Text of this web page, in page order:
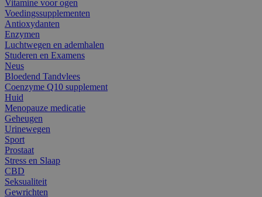
Vitamine voor ogen
Voedingssupplementen
Antioxydanten
Enzymen
Luchtwegen en ademhalen
Studeren en Examens
Neus
Bloedend Tandvlees
Coenzyme Q10 supplement
Huid
Menopauze medicatie
Geheugen
Urinewegen
Sport
Prostaat
Stress en Slaap
CBD
Seksualiteit
Gewrichten